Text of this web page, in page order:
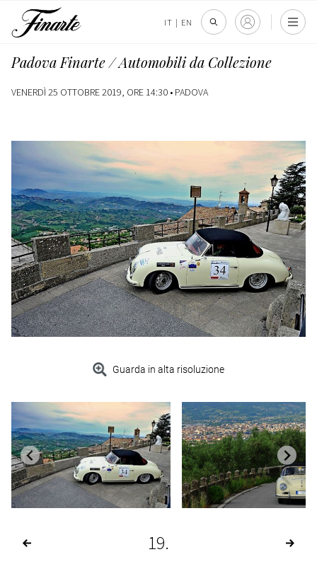
IT | EN
Padova Finarte / Automobili da Collezione
VENERDÌ 25 OTTOBRE 2019, ORE 14:30 • PADOVA
Guarda in alta risoluzione
19